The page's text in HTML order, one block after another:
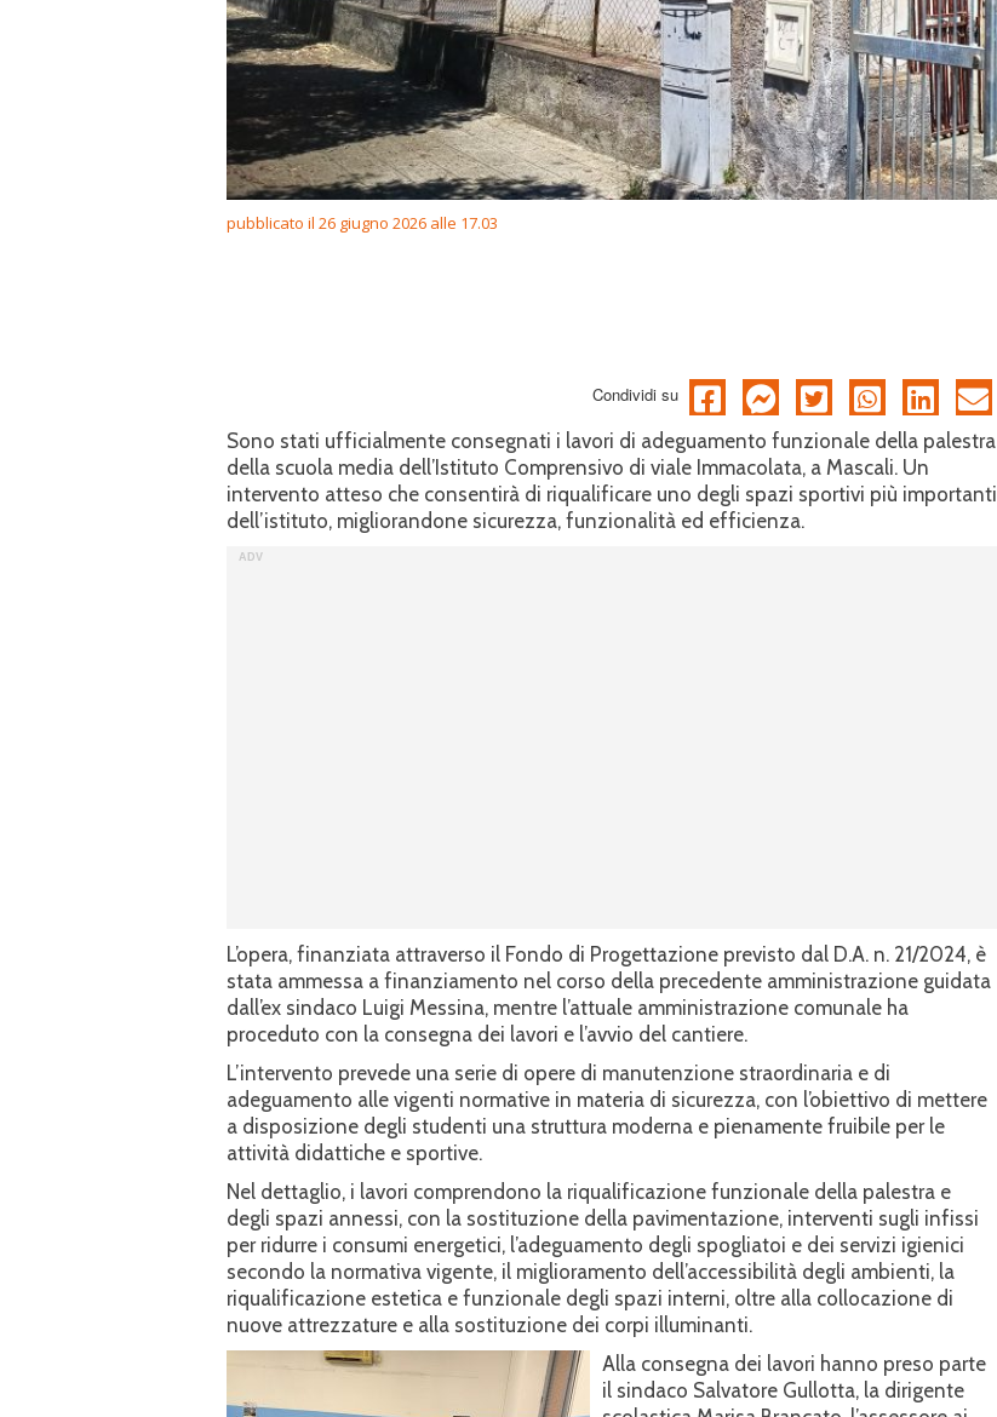
pubblicato il 26 giugno 2026 alle 17.03
Condividi su
Sono stati ufficialmente consegnati i lavori di adeguamento funzionale della palestra
della scuola media dell’Istituto Comprensivo di viale Immacolata, a Mascali. Un
intervento atteso che consentirà di riqualificare uno degli spazi sportivi più importanti
dell’istituto, migliorandone sicurezza, funzionalità ed efficienza.
L’opera, finanziata attraverso il Fondo di Progettazione previsto dal D.A. n. 21/2024, è
stata ammessa a finanziamento nel corso della precedente amministrazione guidata
dall’ex sindaco Luigi Messina, mentre l’attuale amministrazione comunale ha
proceduto con la consegna dei lavori e l’avvio del cantiere.
L’intervento prevede una serie di opere di manutenzione straordinaria e di
adeguamento alle vigenti normative in materia di sicurezza, con l’obiettivo di mettere
a disposizione degli studenti una struttura moderna e pienamente fruibile per le
attività didattiche e sportive.
Nel dettaglio, i lavori comprendono la riqualificazione funzionale della palestra e
degli spazi annessi, con la sostituzione della pavimentazione, interventi sugli infissi
per ridurre i consumi energetici, l’adeguamento degli spogliatoi e dei servizi igienici
secondo la normativa vigente, il miglioramento dell’accessibilità degli ambienti, la
riqualificazione estetica e funzionale degli spazi interni, oltre alla collocazione di
nuove attrezzature e alla sostituzione dei corpi illuminanti.
Alla consegna dei lavori hanno preso parte
il sindaco Salvatore Gullotta, la dirigente